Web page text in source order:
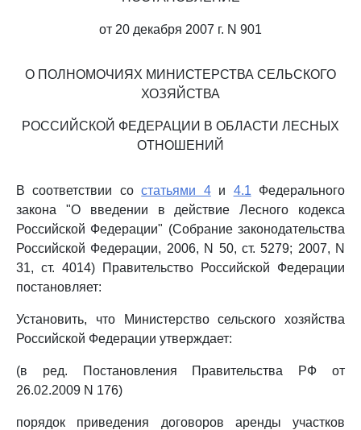
от 20 декабря 2007 г. N 901
О ПОЛНОМОЧИЯХ МИНИСТЕРСТВА СЕЛЬСКОГО
ХОЗЯЙСТВА
РОССИЙСКОЙ ФЕДЕРАЦИИ В ОБЛАСТИ ЛЕСНЫХ
ОТНОШЕНИЙ
В соответствии состатьями 4и 4.1 Федерального
закона "О введении в действие Лесного кодекса
Российской Федерации" (Собрание законодательства
Российской Федерации, 2006, N 50, ст. 5279; 2007, N
31, ст. 4014) Правительство Российской Федерации
постановляет:
Установить, что Министерство сельского хозяйства
Российской Федерации утверждает:
(в ред. Постановления Правительства РФ от
26.02.2009 N 176)
порядок приведения договоров аренды участков